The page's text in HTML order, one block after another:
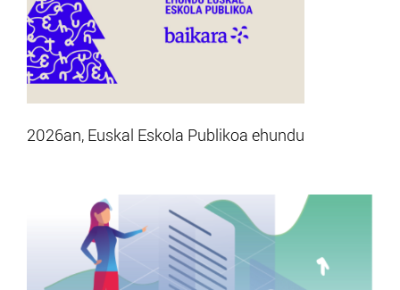
2026an, Euskal Eskola Publikoa ehundu